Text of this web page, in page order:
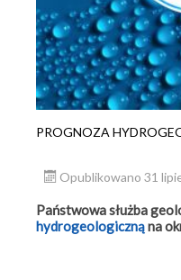
PROGNOZA
Opublikowano 31
Państwowa służba
hydrogeologicznąna